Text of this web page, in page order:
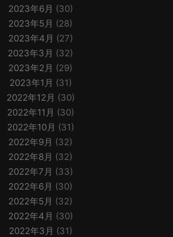
2023年6月 (30)
2023年5月 (28)
2023年4月 (27)
2023年3月 (32)
2023年2月 (29)
2023年1月 (31)
2022年12月 (30)
2022年11月 (30)
2022年10月 (31)
2022年9月 (32)
2022年8月 (32)
2022年7月 (33)
2022年6月 (30)
2022年5月 (32)
2022年4月 (30)
2022年3月 (31)